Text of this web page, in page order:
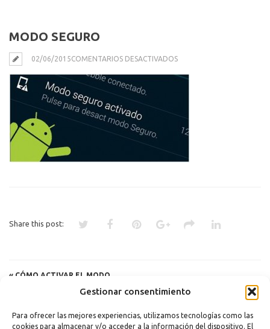
Gestionar consentimiento
Para ofrecer las mejores experiencias, utilizamos tecnologías como las
cookies para almacenar y/o acceder a la información del dispositivo. El
MODO SEGURO
02/06/2015COMENTARIOS DESACTIVADOSEN
Share this post:
« CÓMO ACTIVAR EL MODO
SEGURO EN ANDROID PARA
PROBLEMA